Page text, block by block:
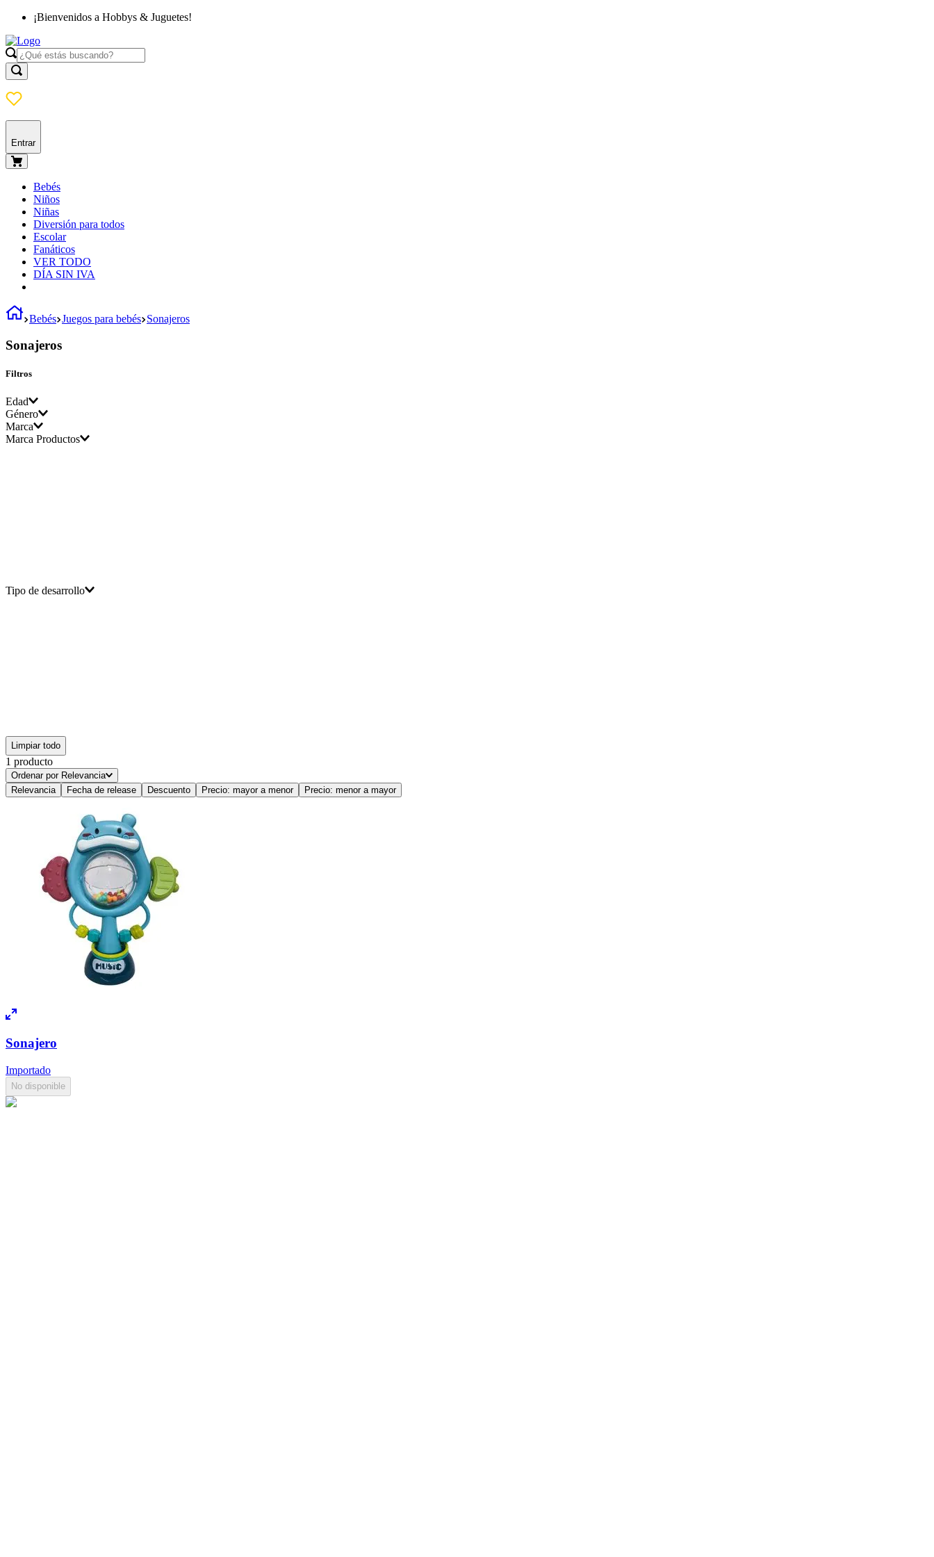
¡Bienvenidos a Hobbys & Juguetes!
Entrar
Bebés
Niños
Niñas
Diversión para todos
Escolar
Fanáticos
VER TODO
DÍA SIN IVA
Bebés Juegos para bebés Sonajeros
Sonajeros
Filtros
Edad
0 - 24 meses
Género
Unisex
Marca
Marca Productos
Tipo de desarrollo
Limpiar todo
1 producto
Ordenar por Relevancia
Relevancia
Fecha de release Descuento Precio: mayor a menor Precio: menor a mayor
Sonajero
Importado
No disponible